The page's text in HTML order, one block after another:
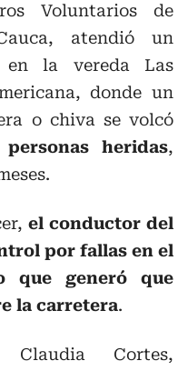
Voluntarios de
atendió un
en la vereda Las
donde un
o chiva se volcó
heridas,
el conductor del
por fallas en el
que generó que
la carretera.
Cortes,